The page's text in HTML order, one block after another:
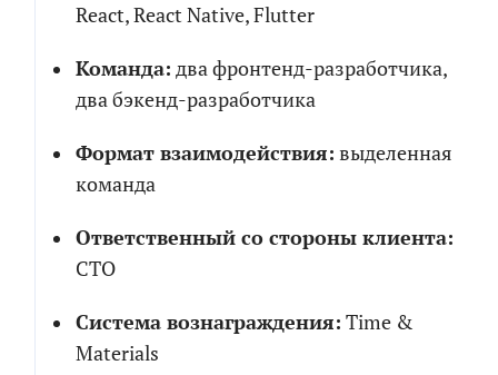
React, React Native, Flutter
Команда: два фронтенд-разработчика,
два бэкенд-разработчика
Формат взаимодействия: выделенная
команда
Ответственный со стороны клиента:
CTO
Система вознаграждения: Time &
Materials